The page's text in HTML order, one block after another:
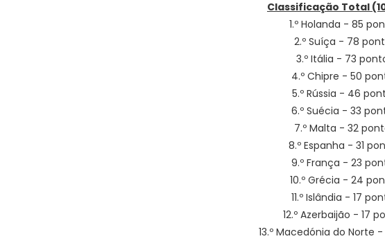
Classificação Total
1.º Holanda - 85
2.º Suíça - 78
3.º Itália - 73
4.º Chipre - 50
5.º Rússia - 46
6.º Suécia - 33
7.º Malta - 32
8.º Espanha - 31
9.º França - 23
10.º Grécia - 24
11.º Islândia - 17
12.º Azerbaijão - 17
13.º Macedónia do Norte -